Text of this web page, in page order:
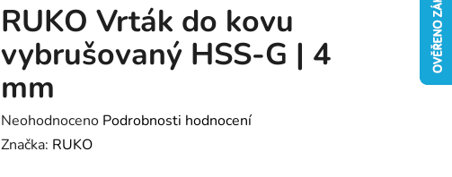
RUKO Vrták do kovu
vybrušovaný HSS-G | 4
mm
Průměrné
hodnocení
Neohodnoceno Podrobnosti hodnocení
Značka: RUKO